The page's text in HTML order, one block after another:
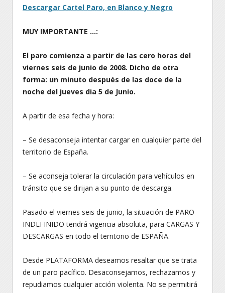
Descargar Cartel Paro, en Blanco y Negro
MUY IMPORTANTE …:
El paro comienza a partir de las cero horas del
viernes seis de junio de 2008. Dicho de otra
forma: un minuto después de las doce de la
noche del jueves dia 5 de Junio.
A partir de esa fecha y hora:
– Se desaconseja intentar cargar en cualquier parte del
territorio de España.
– Se aconseja tolerar la circulación para vehículos en
tránsito que se dirijan a su punto de descarga.
Pasado el viernes seis de junio, la situación de PARO
INDEFINIDO tendrá vigencia absoluta, para CARGAS Y
DESCARGAS en todo el territorio de ESPAÑA.
Desde PLATAFORMA deseamos resaltar que se trata
de un paro pacífico. Desaconsejamos, rechazamos y
repudiamos cualquier acción violenta. No se permitirá